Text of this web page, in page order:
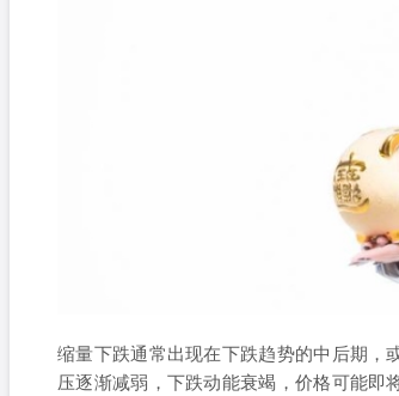
缩量下跌通常出现在下跌趋势的中后期，
压逐渐减弱，下跌动能衰竭，价格可能即